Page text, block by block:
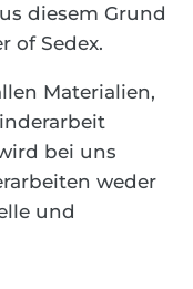
diesem Grund
of Sedex.
Materialien,
bei uns
weder
und